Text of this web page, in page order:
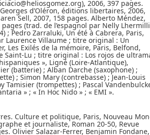
2006, 397 pages.
d’Oléron, éditions libertaires, 2006,
Sell, 2007, 158 pages. Alberto Méndez,
(trad. de l’espagnol par Nelly
; Pedro Zarraluki, Un été à Cabrera, Paris,
Laurence Villaume ; titre original : Un
Les Exilés de la mémoire, Paris, Belfond,
Saint-Lu ; titre original : Los rojos de
», Ligné (Loire-Atlantique),
(batterie) ; Alban Darche (saxophone) ;
; Simon Mary (contrebasse) ; Jean-Louis
Tamisier (trompettes) ; Pascal
» ; « In Hoc Nido » ; « EMI ».
Culture et politique, Paris, Nouveau
et journaliste, Roman 20-50, Revue
Olivier Salazar-Ferrer, Benjamin Fondane,